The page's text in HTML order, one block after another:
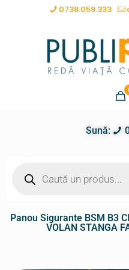
0738.059.333
Sună:
Panou Sigurante BSM B3
VOLAN STANGA